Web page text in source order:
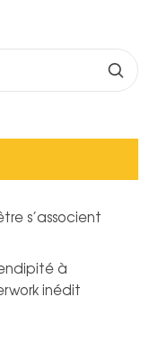
s’associent
à
inédit